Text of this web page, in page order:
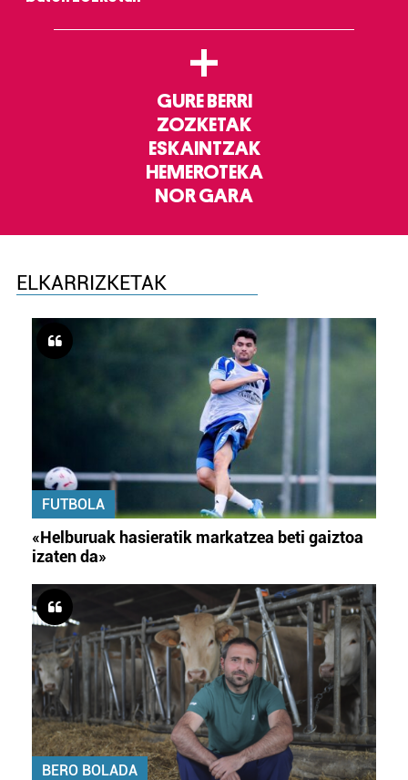
+
GURE BERRI
ZOZKETAK
ESKAINTZAK
HEMEROTEKA
NOR GARA
ELKARRIZKETAK
FUTBOLA
«Helburuak hasieratik markatzea beti gaiztoa
izaten da»
BERO BOLADA